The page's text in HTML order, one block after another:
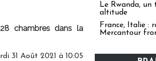
chambres dans la
31 Août 2021 à 10:05
Le Rwanda,
altitude
France, Italie :
Mercantour